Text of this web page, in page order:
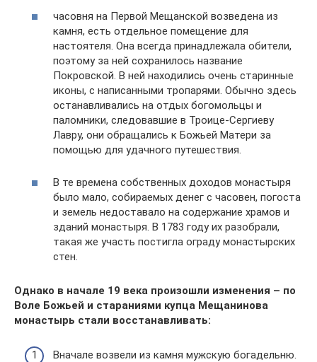
часовня на Первой Мещанской возведена из
камня, есть отдельное помещение для
настоятеля. Она всегда принадлежала обители,
поэтому за ней сохранилось название
Покровской. В ней находились очень старинные
иконы, с написанными тропарями. Обычно здесь
останавливались на отдых богомольцы и
паломники, следовавшие в Троице-Сергиеву
Лавру, они обращались к Божьей Матери за
помощью для удачного путешествия.
В те времена собственных доходов монастыря
было мало, собираемых денег с часовен, погоста
и земель недоставало на содержание храмов и
зданий монастыря. В 1783 году их разобрали,
такая же участь постигла ограду монастырских
стен.
Однако в начале 19 века произошли изменения – по
Воле Божьей и стараниями купца Мещанинова
монастырь стали восстанавливать:
Вначале возвели из камня мужскую богадельню.